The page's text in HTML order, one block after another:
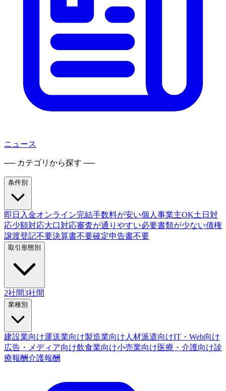
ニュース
── カテゴリから探す ──
条件別
即日入金オンライン完結手数料が安い個人事業主OK土日対
応少額対応大口対応審査が通りやすい必要書類が少ない債権
譲渡登記不要決算書不要確定申告書不要
取引形態別
2社間3社間
業種別
建設業向け運送業向け製造業向け 人材派遣向けIT・Web向け
広告・メディア向け飲食業向け小売業向け医療・介護向け診
療報酬介護報酬